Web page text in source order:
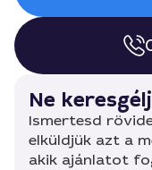
Ne
Ismertesd
elküldjük azt a
akik ajánlatot